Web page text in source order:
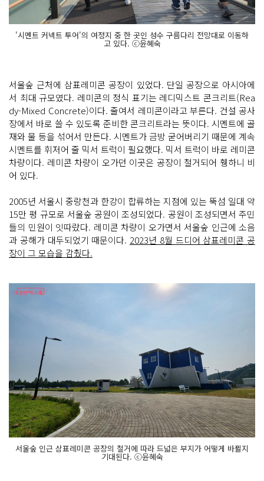
'시멘트 커넥트 투어'의 여정지 중 한 곳인 성수 구름다리 전망대로 이동하
고 있다. ⓒ윤혜숙
서울숲 근처에 삼표레미콘 공장이 있었다. 단일 공장으로 아시아에
서 최대 규모였다. 레미콘의 정식 표기는 레디믹스트 콘크리트(Rea
dy-Mixed Concrete)이다. 줄여서 레미콘이라고 부른다. 건설 공사
장에서 바로 쓸 수 있도록 준비한 콘크리트라는 뜻이다. 시멘트에 골
재와 물 등을 섞어서 만든다. 시멘트가 금방 굳어버리기 때문에 계속
시멘트를 휘저어 줄 믹서 트럭이 필요했다. 믹서 트럭이 바로 레미콘
차량이다. 레미콘 차량이 오가던 이곳은 공장이 철거되어 휑하니 비
어 있다.
2005년 서울시 중랑천과 한강이 합류하는 지점에 있는 뚝섬 일대 약
15만 평 규모로 서울숲 공원이 조성되었다. 공원이 조성되면서 주민
들의 민원이 잇따랐다. 레미콘 차량이 오가면서 서울숲 인근에 소음
과 공해가 대두되었기 때문이다. 2023년 8월 드디어 삼표레미콘 공
장이 그 모습을 감췄다.
서울숲 인근 삼표레미콘 공장의 철거에 따라 드넓은 부지가 어떻게 바뀔지
기대된다. ⓒ윤혜숙